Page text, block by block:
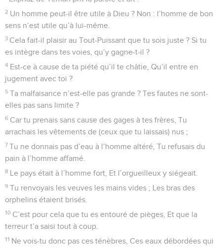
2 Un homme peut-il être utile à Dieu ? Non : l’homme de bon
sens n’est utile qu’à lui-même.
3 Cela fait-il plaisir au Tout-Puissant que tu sois juste ? Si tu
es intègre dans tes voies, qu’y gagne-t-il ?
4 Est-ce à cause de ta piété qu’il te châtie, Qu’il entre en
jugement avec toi ?
5 Ta malfaisance n’est-elle pas grande ? Tes fautes ne sont-
elles pas sans limite ?
6 Car tu prenais sans cause des gages à tes frères, Tu
arrachais les vêtements de (ceux que tu laissais) nus ;
7 Tu ne donnais pas d’eau à l’homme altéré, Tu refusais du
pain à l’homme affamé.
8 Le pays était à l’homme fort, Et l’orgueilleux y siégeait.
9 Tu renvoyais les veuves les mains vides ; Les bras des
orphelins étaient brisés.
10 C’est pour cela que tu es entouré de pièges, Et que la
terreur t’a saisi tout à coup.
11 Ne vois-tu donc pas ces ténèbres, Ces eaux débordées qui